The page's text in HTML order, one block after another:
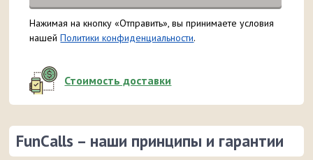
Нажимая на кнопку «Отправить», вы принимаете условия
нашейПолитики конфиденциальности.
Стоимость доставки
FunCalls – наши принципы и гарантии